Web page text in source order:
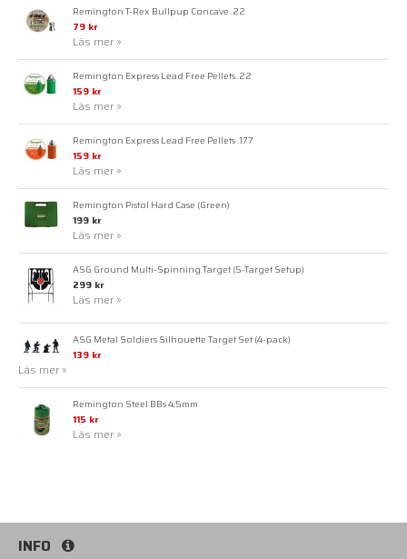
Remington T-Rex Bullpup Concave .22
79 kr
Läs mer »
Remington Express Lead Free Pellets .22
159 kr
Läs mer »
Remington Express Lead Free Pellets .177
159 kr
Läs mer »
Remington Pistol Hard Case (Green)
199 kr
Läs mer »
ASG Ground Multi-Spinning Target (5-Target Setup)
299 kr
Läs mer »
ASG Metal Soldiers Silhouette Target Set (4-pack)
139 kr
Läs mer »
Remington Steel BBs 4,5mm
115 kr
Läs mer »
INFO